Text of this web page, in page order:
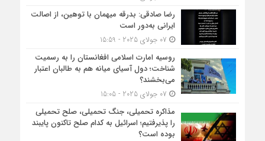
رضا صادقی: بدرقه میهمان با توهین، از اصالت
ایرانی به‌دور است
روسیه امارت اسلامی افغانستان را به رسمیت
شناخت؛ دول آسیای میانه هم به طالبان اعتبار
می‎‌بخشند؟
مذاکره تحمیلی، جنگ تحمیلی، صلح تحمیلی
را پذیرفتیم؛ اسرائیل به کدام صلح تاکنون پایبند
بوده است؟